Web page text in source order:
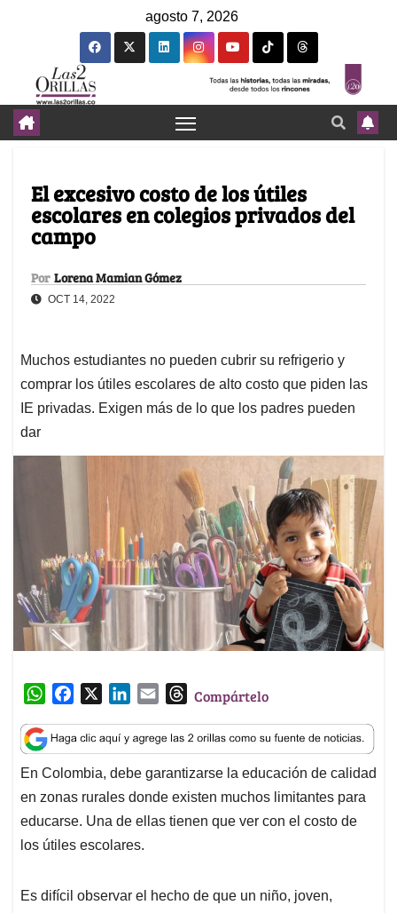
agosto 7, 2026
El excesivo costo de los útiles
escolares en colegios privados del
campo
Por Lorena Mamian Gómez
OCT 14, 2022
Muchos estudiantes no pueden cubrir su refrigerio y
comprar los útiles escolares de alto costo que piden las
IE privadas. Exigen más de lo que los padres pueden
dar
W
a
t
s
A
p
p
c
e
b
o
o
k
n
k
e
d
I
n
a
i
l
T
r
e
a
d
s
Compártelo
En Colombia, debe garantizarse la educación de calidad
en zonas rurales donde existen muchos limitantes para
educarse. Una de ellas tienen que ver con el costo de
los útiles escolares.
Es difícil observar el hecho de que un niño, joven,